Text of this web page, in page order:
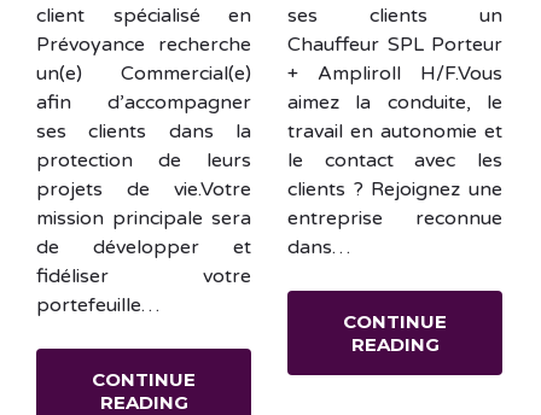
client spécialisé en
Prévoyance recherche
un(e) Commercial(e)
afin d’accompagner
ses clients dans la
protection de leurs
projets de vie.Votre
mission principale sera
de développer et
fidéliser votre
portefeuille…
CONTINUE
READING
ses clients un
Chauffeur SPL Porteur
+ Ampliroll H/F.Vous
aimez la conduite, le
travail en autonomie et
le contact avec les
clients ? Rejoignez une
entreprise reconnue
dans…
CONTINUE
READING